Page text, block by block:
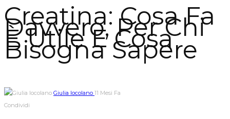
Creatina: Cosa Fa
Davvero, Per Chi
È Utile E Cosa
Bisogna Sapere
Giulia Iocolano 11 Mesi Fa
Condividi